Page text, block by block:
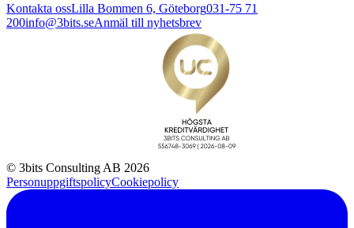
Kontakta ossLilla Bommen 6, Göteborg031-75 71
200info@3bits.seAnmäl till nyhetsbrev
© 3bits Consulting AB 2026
PersonuppgiftspolicyCookiepolicy